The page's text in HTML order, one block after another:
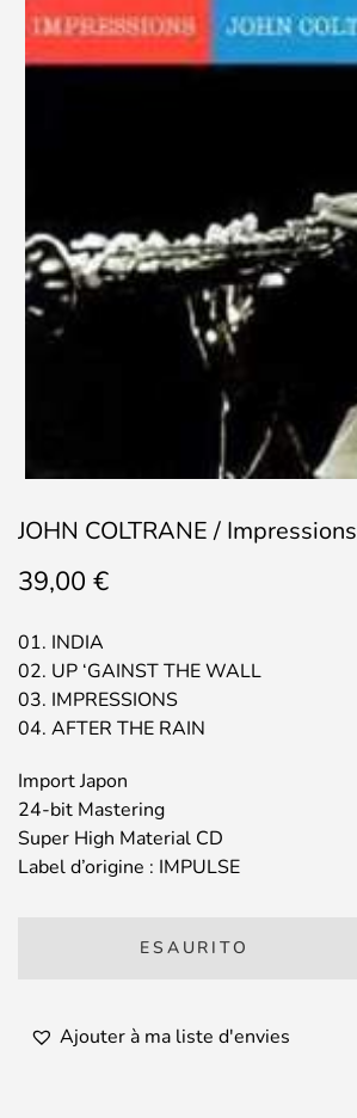
JOHN COLTRANE / Impressions
39,00 €
01. INDIA
02. UP ‘GAINST THE WALL
03. IMPRESSIONS
04. AFTER THE RAIN
Import Japon
24-bit Mastering
Super High Material CD
Label d’origine : IMPULSE
ESAURITO
Ajouter à ma liste d'envies